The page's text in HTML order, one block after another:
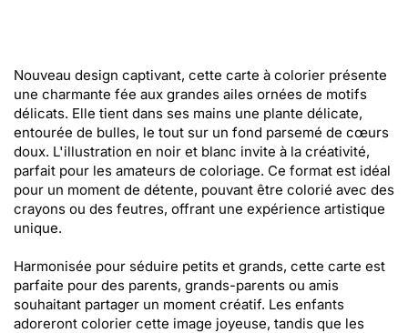
Nouveau design captivant, cette carte à colorier présente
une charmante fée aux grandes ailes ornées de motifs
délicats. Elle tient dans ses mains une plante délicate,
entourée de bulles, le tout sur un fond parsemé de cœurs
doux. L'illustration en noir et blanc invite à la créativité,
parfait pour les amateurs de coloriage. Ce format est idéal
pour un moment de détente, pouvant être colorié avec des
crayons ou des feutres, offrant une expérience artistique
unique.
Harmonisée pour séduire petits et grands, cette carte est
parfaite pour des parents, grands-parents ou amis
souhaitant partager un moment créatif. Les enfants
adoreront colorier cette image joyeuse, tandis que les